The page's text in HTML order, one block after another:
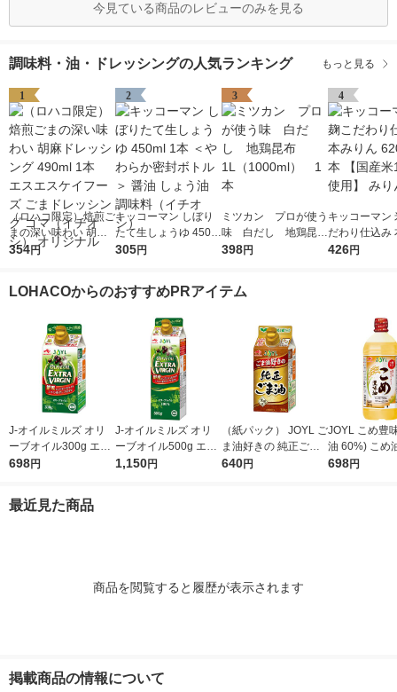
今見ている商品のレビューのみを見る
調味料・油・ドレッシングの人気ランキング もっと見る
1
（ロハコ限定）焙煎ご
まの深い味わい 胡麻
ドレッシング 490ml 1
ゴマ（イチオシ） オ
354円
2
キッコーマン しぼり
たて生しょうゆ 450m
l 1本 ＜やわらか密封
シ）
305円
3
ミツカン プロが使う
味 白だし 地鶏昆
布 1L（1000ml）
398円
4
キッコーマン
だわり仕込み
ん 620ml 1本
426円
LOHACOからのおすすめPRアイテム
J-オイルミルズ オリ
ーブオイル300g エキ
ストラバージン スペ
L
698円
J-オイルミルズ オリ
ーブオイル500g エキ
ストラバージン スペ
1,150円
（紙パック） JOYL ご
ま油好きの 純正ごま
油 300g 1本 味の素 J-
640円
JOYL こめ豊
油 60%) こめ油 ブレ
ンド 味の素
698円
最近見た商品
商品を閲覧すると履歴が表示されます
掲載商品の情報について